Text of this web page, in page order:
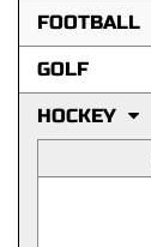
FOOTBALL
GOLF
HOCKEY